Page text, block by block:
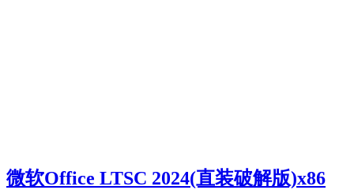
微软Office LTSC 2024(直装破解版)x86